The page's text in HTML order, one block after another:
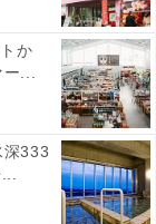
か
ー...
深333